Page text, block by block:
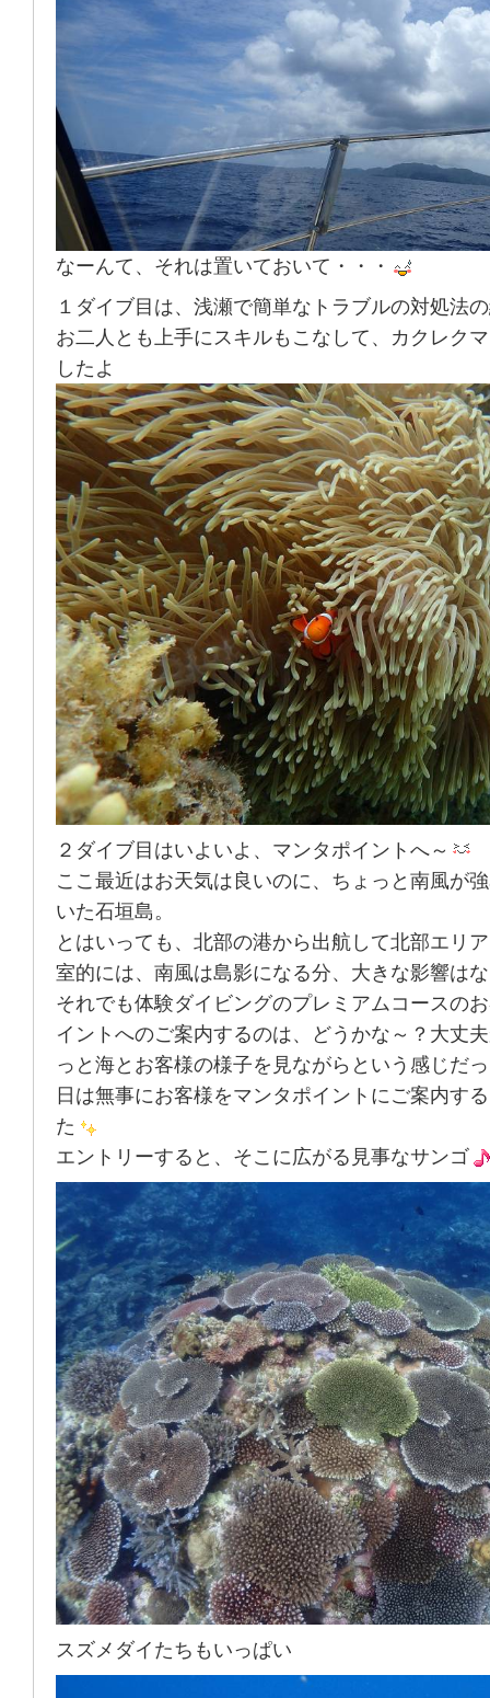
なーんて、それは置いておいて・・・
１ダイブ目は、浅瀬で簡単なトラブルの対処法
お二人とも上手にスキルもこなして、カクレク
したよ
２ダイブ目はいよいよ、マンタポイントへ～
ここ最近はお天気は良いのに、ちょっと南風が
いた石垣島。
とはいっても、北部の港から出航して北部エリ
室的には、南風は島影になる分、大きな影響は
それでも体験ダイビングのプレミアムコースの
イントへのご案内するのは、どうかな～？大丈
っと海とお客様の様子を見ながらという感じだ
日は無事にお客様をマンタポイントにご案内す
た
エントリーすると、そこに広がる見事なサンゴ
スズメダイたちもいっぱい